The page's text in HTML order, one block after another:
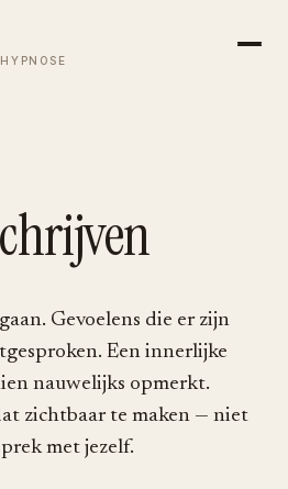
Gevoelens die er zijn
Een innerlijke
nauwelijks opmerkt.
zichtbaar te maken — niet
met jezelf.